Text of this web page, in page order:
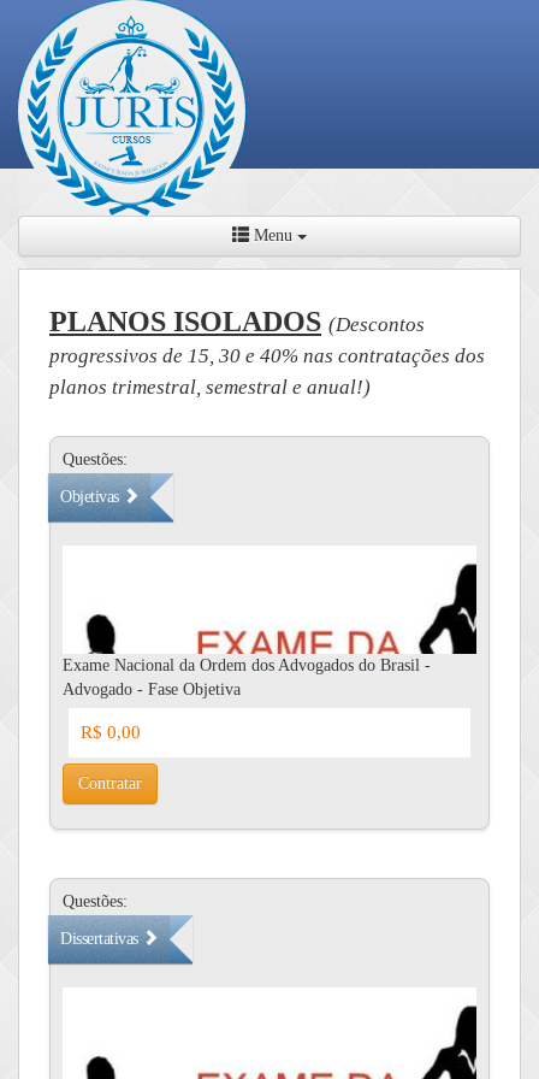
Menu
PLANOS ISOLADOS (Descontos
progressivos de 15, 30 e 40% nas contratações dos
planos trimestral, semestral e anual!)
Questões:
Objetivas
Exame Nacional da Ordem dos Advogados do Brasil -
Advogado - Fase Objetiva
R$ 0,00
Contratar
Questões:
Dissertativas